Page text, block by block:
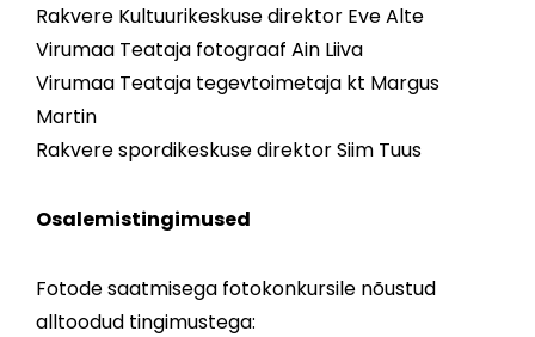
Rakvere Kultuurikeskuse direktor Eve Alte
Virumaa Teataja fotograaf Ain Liiva
Virumaa Teataja tegevtoimetaja kt Margus
Martin
Rakvere spordikeskuse direktor Siim Tuus
Osalemistingimused
Fotode saatmisega fotokonkursile nõustud
alltoodud tingimustega: